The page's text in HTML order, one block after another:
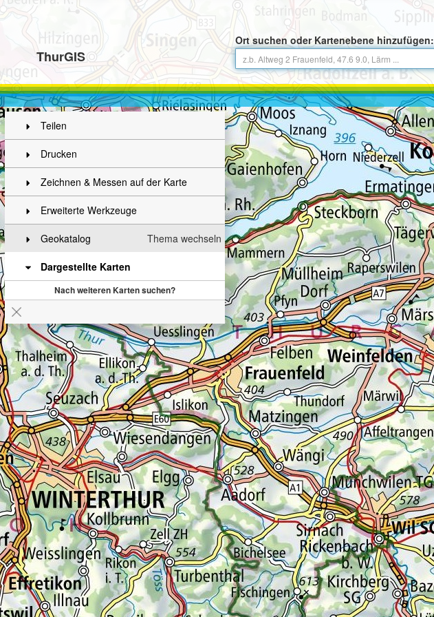
ThurGIS
Ort suchen oder Kartenebene hinzufügen:
Teilen
Drucken
Zeichnen & Messen auf der Karte
Erweiterte Werkzeuge
Thema wechseln
Geokatalog
Dargestellte Karten
Nach weiteren Karten suchen?